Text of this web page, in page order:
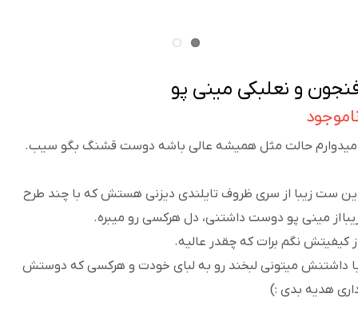
و نعلبکی مینی پو
حالت مثل همیشه عالی باشه دوست قشنگ بگو سیب.
ست زیبا از سری ظروف تایلندی دیزنی هستش که با چند طرح
از مینی پو دوست داشتنی، دل هرکسی رو میبره.
کیفیتش نگم برات که چقدر عالیه.
داشتنش میتونی لبخند رو به لبای خودت و هرکسی که دوستش
هدیه بدی :)